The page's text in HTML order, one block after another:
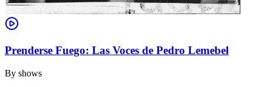
Prenderse Fuego: Las Voces de Pedro Lemebel
By shows